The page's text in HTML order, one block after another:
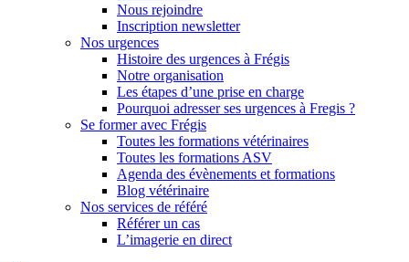
Nous rejoindre
Inscription newsletter
Nos urgences
Histoire des urgences à Frégis
Notre organisation
Les étapes d’une prise en charge
Pourquoi adresser ses urgences à Fregis ?
Se former avec Frégis
Toutes les formations vétérinaires
Toutes les formations ASV
Agenda des évènements et formations
Blog vétérinaire
Nos services de référé
Référer un cas
L’imagerie en direct